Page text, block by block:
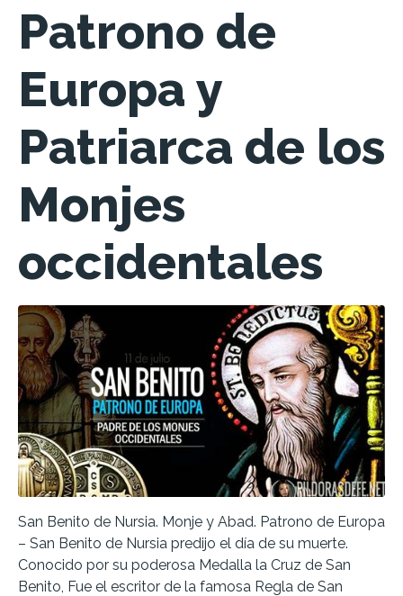
Patrono de
Europa y
Patriarca de los
Monjes
occidentales
San Benito de Nursia. Monje y Abad. Patrono de Europa
– San Benito de Nursia predijo el día de su muerte.
Conocido por su poderosa Medalla la Cruz de San
Benito, Fue el escritor de la famosa Regla de San